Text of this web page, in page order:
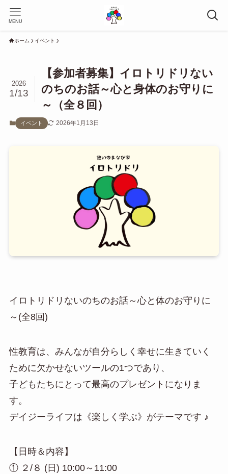
MENU
ホーム イベント
【参加者募集】イロトリドリない
のちのお話～心と身体のお守りに
～（全８回）
2026
1/13
イベント 2026年1月13日
イロトリドリないのちのお話～心と体のお守りに
～(全8回)
性教育は、みんなが自分らしく幸せに生きていく
ために欠かせないツールの1つであり、
子どもたちにとって最高のプレゼントになりま
す。
デイジーライフは《楽しく学ぶ》がテーマです ♪
【日時＆内容】
① ２/８ (日) 10:00～11:00